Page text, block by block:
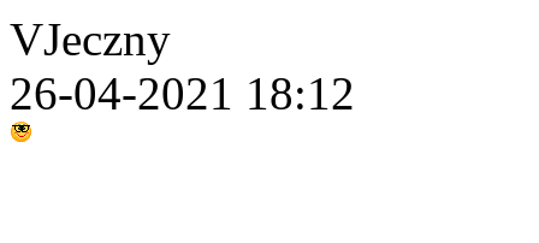
VJeczny
26-04-2021 18:12